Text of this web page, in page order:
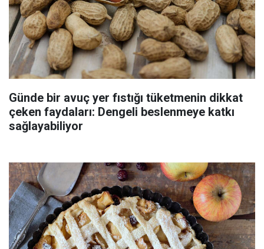
Günde bir avuç yer fıstığı tüketmenin dikkat
çeken faydaları: Dengeli beslenmeye katkı
sağlayabiliyor